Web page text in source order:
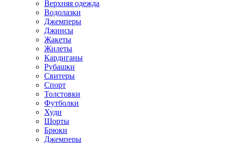
Верхняя одежда
Водолазки
Джемперы
Джинсы
Жакеты
Жилеты
Кардиганы
Рубашки
Свитеры
Спорт
Толстовки
Футболки
Худи
Шорты
Брюки
Джемперы